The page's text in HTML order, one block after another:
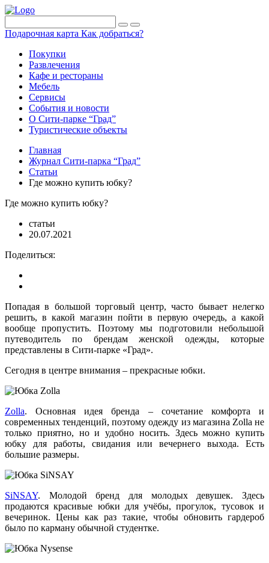
Подарочная карта Как добраться?
Покупки
Развлечения
Кафе и рестораны
Мебель
Сервисы
События и новости
О Сити-парке “Град”
Туристические объекты
Главная
Журнал Сити-парка “Град”
Статьи
Где можно купить юбку?
Где можно купить юбку?
статьи
20.07.2021
Поделиться:
Попадая в большой торговый центр, часто бывает нелегко
решить, в какой магазин пойти в первую очередь, а какой
вообще пропустить. Поэтому мы подготовили небольшой
путеводитель по брендам женской одежды, которые
представлены в Сити-парке «Град».
Сегодня в центре внимания – прекрасные юбки.
Zolla. Основная идея бренда – сочетание комфорта и
современных тенденций, поэтому одежду из магазина Zolla не
только приятно, но и удобно носить. Здесь можно купить
юбку для работы, свидания или вечернего выхода. Есть
большие размеры.
SiNSAY. Молодой бренд для молодых девушек. Здесь
продаются красивые юбки для учёбы, прогулок, тусовок и
вечеринок. Цены как раз такие, чтобы обновить гардероб
было по карману обычной студентке.